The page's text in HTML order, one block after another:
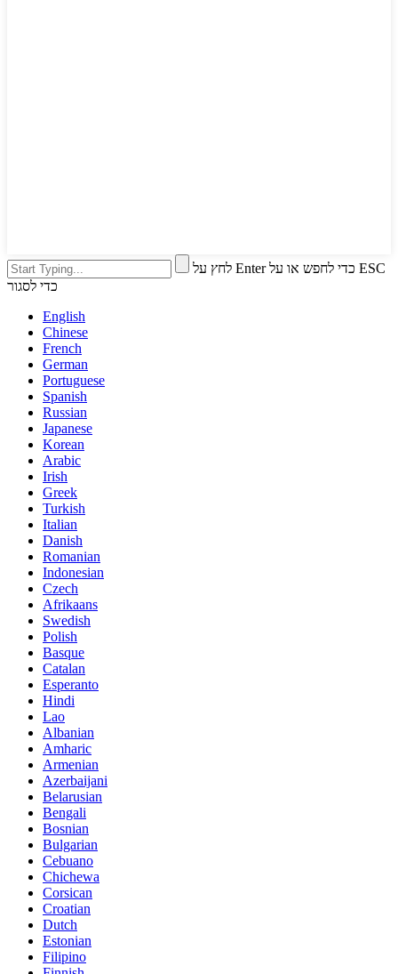
לחץ על Enter כדי לחפש או על ESC
כדי לסגור
English
Chinese
French
German
Portuguese
Spanish
Russian
Japanese
Korean
Arabic
Irish
Greek
Turkish
Italian
Danish
Romanian
Indonesian
Czech
Afrikaans
Swedish
Polish
Basque
Catalan
Esperanto
Hindi
Lao
Albanian
Amharic
Armenian
Azerbaijani
Belarusian
Bengali
Bosnian
Bulgarian
Cebuano
Chichewa
Corsican
Croatian
Dutch
Estonian
Filipino